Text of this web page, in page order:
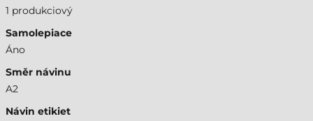
1 produkciový
Samolepiace
Áno
Směr návinu
A2
Návin etikiet